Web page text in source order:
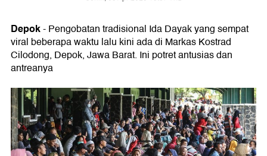
Depok- Pengobatan tradisional Ida Dayak yang sempat
viral beberapa waktu lalu kini ada di Markas Kostrad
Cilodong, Depok, Jawa Barat. Ini potret antusias dan
antreanya